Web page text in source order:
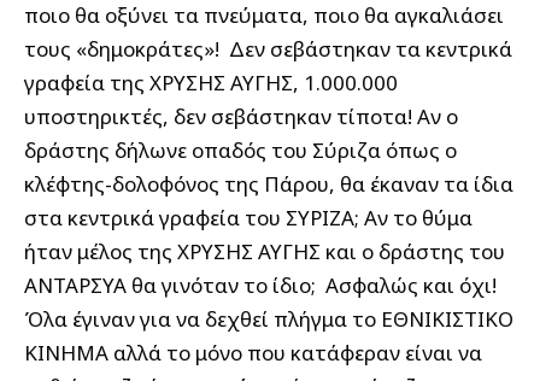
ποιο θα οξύνει τα πνεύματα, ποιο θα αγκαλιάσει
τους «δημοκράτες»! Δεν σεβάστηκαν τα κεντρικά
γραφεία της ΧΡΥΣΗΣ ΑΥΓΗΣ, 1.000.000
υποστηρικτές, δεν σεβάστηκαν τίποτα! Αν ο
δράστης δήλωνε οπαδός του Σύριζα όπως ο
κλέφτης-δολοφόνος της Πάρου, θα έκαναν τα ίδια
στα κεντρικά γραφεία του ΣΥΡΙΖΑ; Αν το θύμα
ήταν μέλος της ΧΡΥΣΗΣ ΑΥΓΗΣ και ο δράστης του
ΑΝΤΑΡΣΥΑ θα γινόταν το ίδιο; Ασφαλώς και όχι!
Όλα έγιναν για να δεχθεί πλήγμα το ΕΘΝΙΚΙΣΤΙΚΟ
ΚΙΝΗΜΑ αλλά το μόνο που κατάφεραν είναι να